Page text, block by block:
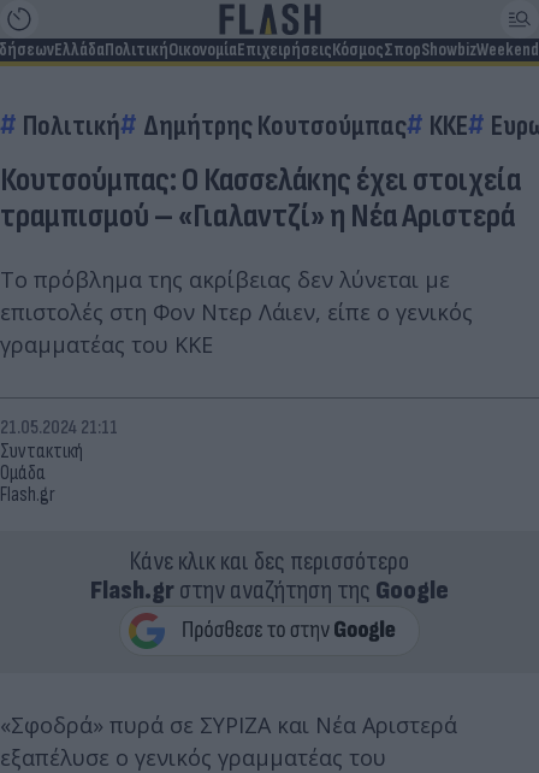
ΕλλάδαΠολιτικήΟικονομίαΕπιχειρήσειςΚόσμοςΣπορShowbizWeekend
Πολιτική Δημήτρης Κουτσούμπας ΚΚΕ
Κουτσούμπας: Ο Κασσελάκης έχει στοιχεία
τραμπισμού – «Γιαλαντζί» η Νέα Αριστερά
Το πρόβλημα της ακρίβειας δεν λύνεται με
επιστολές στη Φον Ντερ Λάιεν, είπε ο γενικός
γραμματέας του ΚΚΕ
Συντακτική
Ομάδα
Flash.gr
21.05.2024 21:11
Κάνε κλικ και δες περισσότερο
Flash.grστην αναζήτηση της Google
«Σφοδρά» πυρά σε ΣΥΡΙΖΑ και Νέα Αριστερά
εξαπέλυσε ο γενικός γραμματέας του